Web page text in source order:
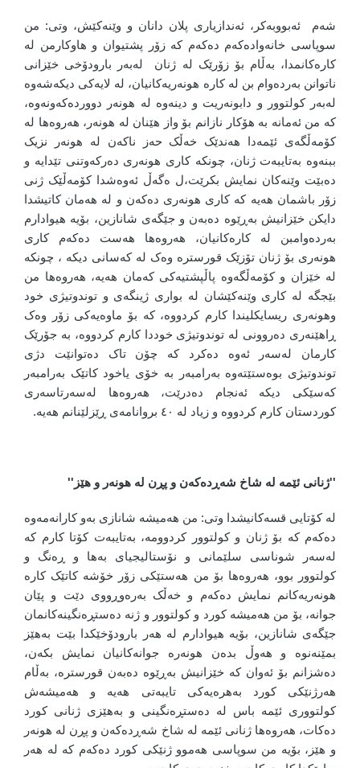
شەم ئەبووبەکر، ئەندازیاری پلان دانان و وێنەکێش، وتی: من
سوپاسی خانەوادەکەم دەکەم کە زۆر پشتیوان و هاوکارمن لە
کارەکانمدا، بەڵام بۆ زۆرێک لە ژنان لەبەر بارودۆخی خێزانی
ناتوانن بەردەوام بن لە کارە هونەریەکانیان، لە لایەکی دیکەشەوە
لەبەر کولتوور و دابونەریت و دینەوە لە هونەر دووردەکەونەوە،
کە من ئەمانە بە هۆکار نازانم بۆ واز هێنان لە هونەر، هەروەها لە
کۆمەڵگەی ئێمەدا هەندێک خەڵک حەز ناکەن لە هونەر نزیک
ببنەوە بەتایبەت ژنان، چونکە کاری هونەری دەرکەوتنی تێدایە و
دەبێت وێنەکان نمایش بکرێت،ل ەگەڵ ئەوەشدا کۆمەڵێک ژنی
زۆر باشمان هەیە کە کاری هونەری دەکەن و لە هەمان کاتیشدا
دایکن خێزانیش بەڕێوە دەبەن و جێگەی شانازین، بۆیە هیوادارم
بەردەوامبن لە کارەکانیان، هەروەها هەست دەکەم کاری
هونەری بۆ ژنان تۆزێک قورسترە وەک لە کەسانی دیکە ، چونکە
لە خێزان و کۆمەڵگەوە پاڵپشتیەکی کەمان هەیە، هەروەها من
بێجگە لە کاری وێنەکێشان لە بواری ژینگەی و توندوتیژی خود
وهونەری ریسایکلیندا کارم کردووە، کە بۆ ماوەیەکی زۆر وەک
ڕاهێنەری دەروونی لە توندوتیژی خوددا کارم کردووە، بە جۆرێک
کارمان لەسەر ئەوە دەکرد کە چۆن تاک دەتوانێت دژی
توندوتیژی بوەستێتەوە بەرامبەر بە خۆی یاخود کاتێک بەرامبەر
کەسێکی دیکە ئەنجام دەدرێت، هەروەها لەسەرتاسەری
کوردستان کارم کردووە و زیاد لە ٤٠ بروانامەی ڕێزلێنانم هەیە.
''ژنانی ئێمە لە شاخ شەڕدەکەن و پڕن لە هونەر و هێز''
لە کۆتایی قسەکانیشدا وتی: من هەمیشە شانازی بەو کارانەمەوە
دەکەم کە بۆ ژنان و کولتوور کردوومە، بەتایبەت کۆتا کارم کە
لەسەر شوناسی سلێمانی و نۆستالیجیای بەها و ڕەنگ و
کولتوور بوو، هەروەها بۆ من هەستێکی زۆر خۆشە کاتێک کارە
هونەریەکانم نمایش دەکەم و خەڵک بەرەوڕووی دێت و پێان
جوانە، بۆ من هەمیشە کورد و کولتوور و ژنە دەستڕەنگینەکانمان
جێگەی شانازین، بۆیە هیوادارم لە هەر بارودۆخێکدا بێت بەهێز
بمێنەنوە و هەوڵ بدەن هونەرە جوانەکانیان نمایش بکەن،
دەشزانم بۆ ئەوان کە خێزانیش بەڕێوە دەبەن قورسترە، بەڵام
هەرژنێکی کورد بەهرەیەکی تایبەتی هەیە و هەمیشەش
کولتووری ئێمە باس لە دەستڕەنگینی و بەهێزی ژنانی کورد
دەکات، هەروەها ژنانی ئێمە لە شاخ شەڕدەکەن و پڕن لە هونەر
و هێز، بۆیە من سوپاسی هەموو ژنێکی کورد دەکەم کە لە هەر